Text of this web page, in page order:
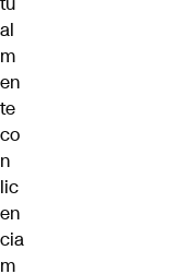
al
m
en
te
co
n
lic
en
cia
m